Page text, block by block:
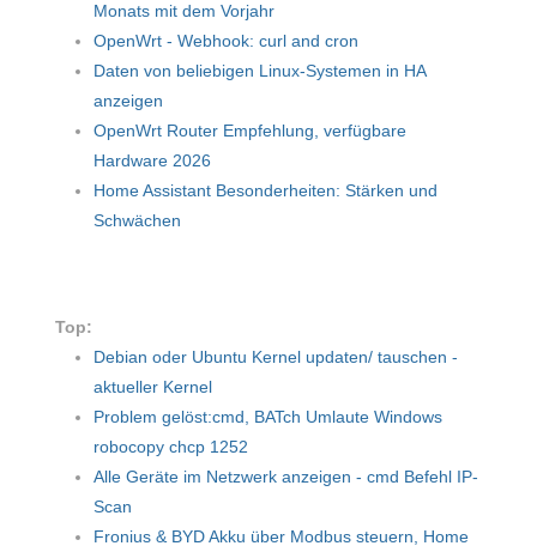
Monats mit dem Vorjahr
OpenWrt - Webhook: curl and cron
Daten von beliebigen Linux-Systemen in HA
anzeigen
OpenWrt Router Empfehlung, verfügbare
Hardware 2026
Home Assistant Besonderheiten: Stärken und
Schwächen
Top:
Debian oder Ubuntu Kernel updaten/ tauschen -
aktueller Kernel
Problem gelöst:cmd, BATch Umlaute Windows
robocopy chcp 1252
Alle Geräte im Netzwerk anzeigen - cmd Befehl IP-
Scan
Fronius & BYD Akku über Modbus steuern, Home